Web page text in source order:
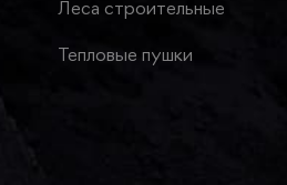
Леса строительные
Тепловые пушки